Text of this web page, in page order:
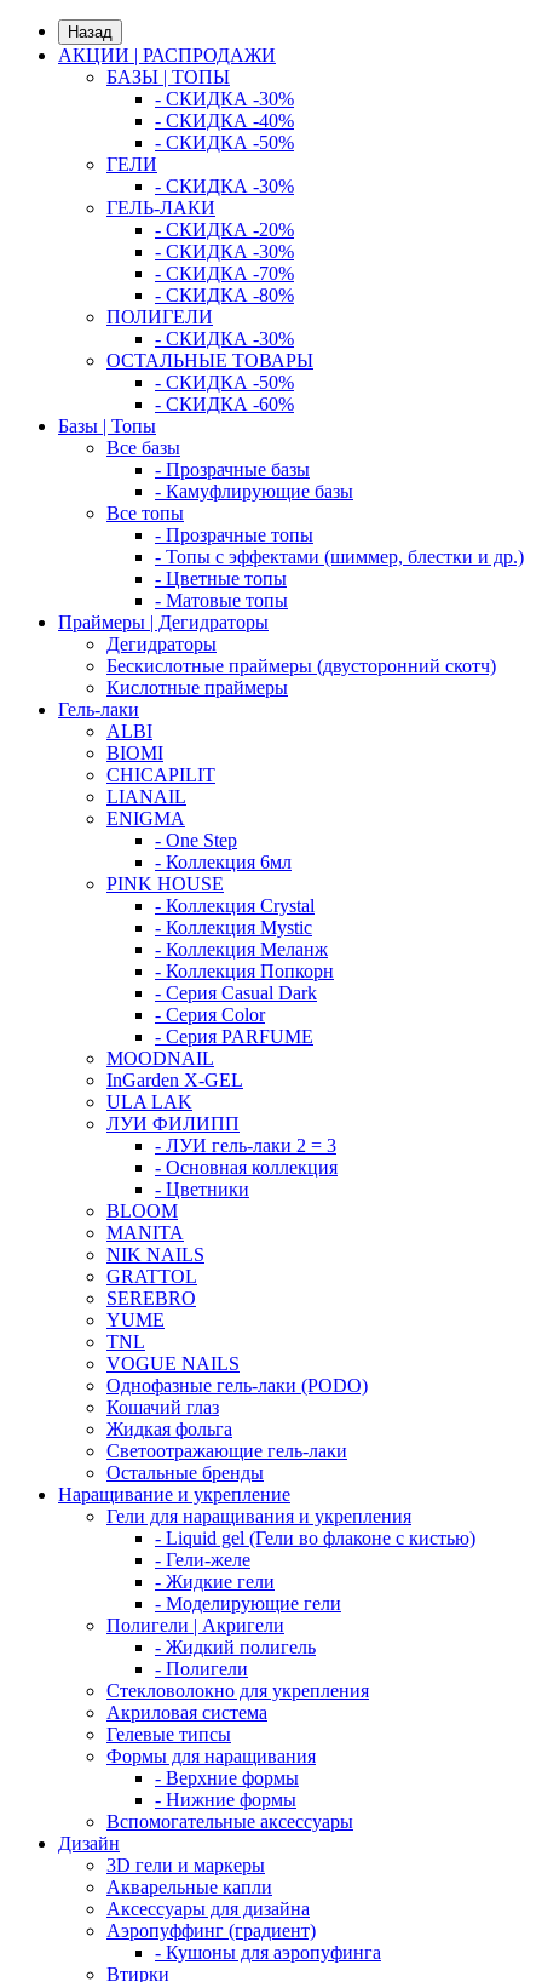
Назад
АКЦИИ | РАСПРОДАЖИ
БАЗЫ | ТОПЫ
- СКИДКА -30%
- СКИДКА -40%
- СКИДКА -50%
ГЕЛИ
- СКИДКА -30%
ГЕЛЬ-ЛАКИ
- СКИДКА -20%
- СКИДКА -30%
- СКИДКА -70%
- СКИДКА -80%
ПОЛИГЕЛИ
- СКИДКА -30%
ОСТАЛЬНЫЕ ТОВАРЫ
- СКИДКА -50%
- СКИДКА -60%
Базы | Топы
Все базы
- Прозрачные базы
- Камуфлирующие базы
Все топы
- Прозрачные топы
- Топы с эффектами (шиммер, блестки и др.)
- Цветные топы
- Матовые топы
Праймеры | Дегидраторы
Дегидраторы
Бескислотные праймеры (двусторонний скотч)
Кислотные праймеры
Гель-лаки
ALBI
BIOMI
CHICAPILIT
LIANAIL
ENIGMA
- One Step
- Коллекция 6мл
PINK HOUSE
- Коллекция Crystal
- Коллекция Mystic
- Коллекция Меланж
- Коллекция Попкорн
- Серия Casual Dark
- Серия Color
- Серия PARFUME
MOODNAIL
InGarden X-GEL
ULA LAK
ЛУИ ФИЛИПП
- ЛУИ гель-лаки 2 = 3
- Основная коллекция
- Цветники
BLOOM
MANITA
NIK NAILS
GRATTOL
SEREBRO
YUME
TNL
VOGUE NAILS
Однофазные гель-лаки (PODO)
Кошачий глаз
Жидкая фольга
Светоотражающие гель-лаки
Остальные бренды
Наращивание и укрепление
Гели для наращивания и укрепления
- Liquid gel (Гели во флаконе с кистью)
- Гели-желе
- Жидкие гели
- Моделирующие гели
Полигели | Акригели
- Жидкий полигель
- Полигели
Стекловолокно для укрепления
Акриловая система
Гелевые типсы
Формы для наращивания
- Верхние формы
- Нижние формы
Вспомогательные аксессуары
Дизайн
3D гели и маркеры
Акварельные капли
Аксессуары для дизайна
Аэропуффинг (градиент)
- Кушоны для аэропуфинга
Втирки